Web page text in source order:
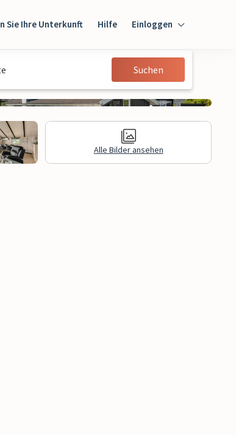
Sie Ihre Unterkunft Hilfe Einloggen
Einloggen
Gast
Suchen
Alle Bilder ansehen